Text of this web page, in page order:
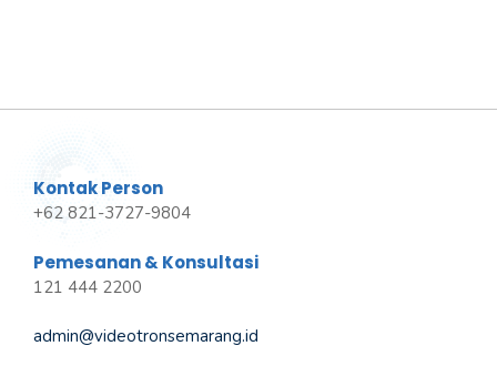
Kontak Person
+62 821-3727-9804
Pemesanan & Konsultasi
121 444 2200
admin@videotronsemarang.id